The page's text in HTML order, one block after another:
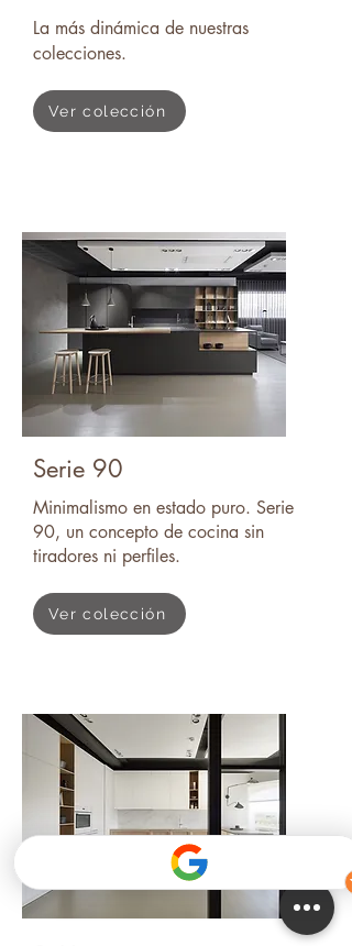
La más dinámica de nuestras
colecciones.
Ver colección
Serie 90
Minimalismo en estado puro. Serie
90, un concepto de cocina sin
tiradores ni perfiles.
Ver colección